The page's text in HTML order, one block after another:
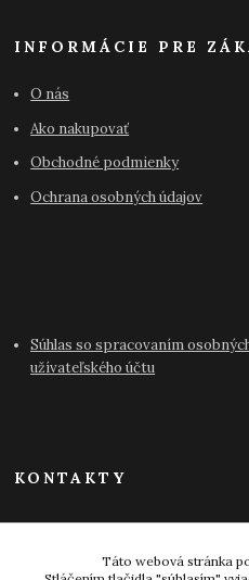
INFORMÁCIE PRE
O nás
Ako nakupovať
Obchodné podmienky
Ochrana osobných údajov
Súhlas so spracovaním
užívateľského účtu
KONTAKTY
Táto webová stránka